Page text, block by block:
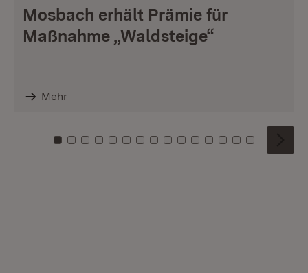
Mosbach erhält Prämie für
Maßnahme „Waldsteige“
Mehr
Zu Kachel: 0
Zu Kachel: 1
Zu Kachel: 2
Zu Kachel: 3
Zu Kachel: 4
Zu Kachel: 5
Zu Kachel: 6
Zu Kachel: 7
Zu Kachel: 8
Zu Kachel: 9
Zu Kachel: 10
Zu Kachel: 11
Zu Kachel: 12
Zu Kachel:
Zu